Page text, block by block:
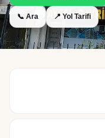
📞 Ara 📍 Yol Tarifi